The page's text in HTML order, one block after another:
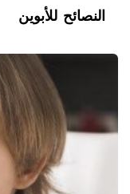
النصائح للأبوين